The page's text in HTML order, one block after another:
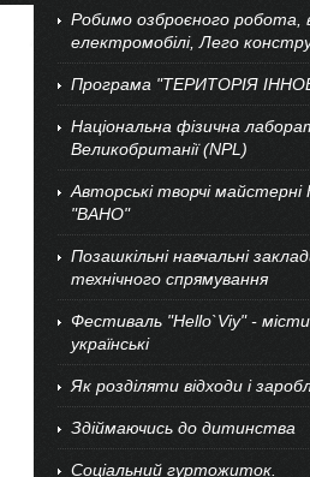
Робимо озброєного робота,
електромобілі, Лего
Програма "ТЕРИТОРІЯ
Національна фізична
Великобританії (NPL)
Авторські творчі
"ВАНО"
Позашкільні навчальні
технічного спрямування
Фестиваль "Hello`Viy" -
українські
Як розділяти відходи і
Здіймаючись до дитинства
Соціальний гуртожиток.